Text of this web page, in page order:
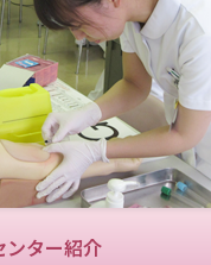
ンター紹介